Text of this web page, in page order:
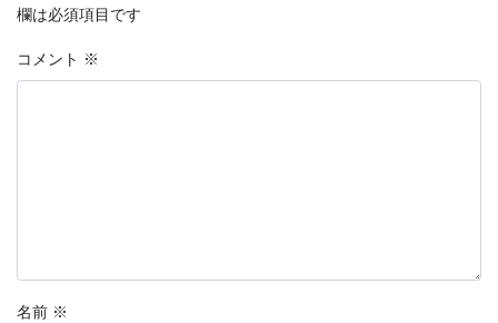
欄は必須項目です
コメント ※
名前 ※